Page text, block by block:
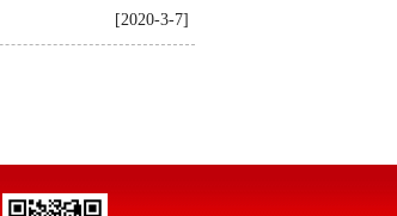
[2020-3-7]